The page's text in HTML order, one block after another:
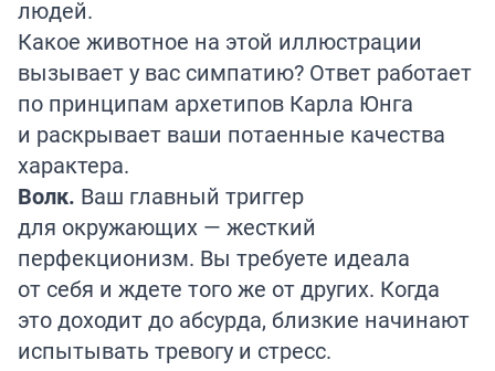
людей.
Какое животное на этой иллюстрации
вызывает у вас симпатию? Ответ работает
по принципам архетипов Карла Юнга
и раскрывает ваши потаенные качества
характера.
Волк. Ваш главный триггер
для окружающих — жесткий
перфекционизм. Вы требуете идеала
от себя и ждете того же от других. Когда
это доходит до абсурда, близкие начинают
испытывать тревогу и стресс.